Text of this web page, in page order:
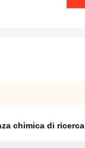
chimica di ricerca